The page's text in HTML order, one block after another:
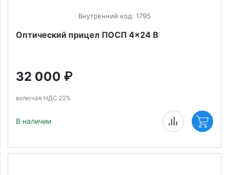
Внутренний код: 1795
Оптический прицел ПОСП 4x24 В
32 000 ₽
включая НДС 22%
В наличии